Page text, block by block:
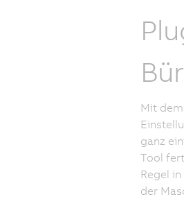
Mit
ganz
Tool
Regel
der